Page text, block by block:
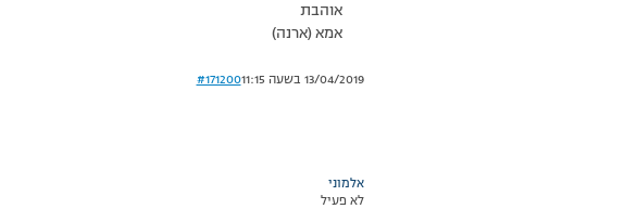
אוהבת
אמא (ארנה)
13/04/2019 בשעה 11:15 #171200
אלמוני
לא פעיל